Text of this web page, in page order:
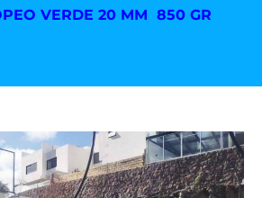
VERDE 20 MM 850 GR